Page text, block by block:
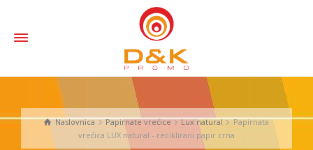
Naslovnica Papirnate vrećice Lux natural
Papirnata
vrećica LUX natural - reciklirani papir crna